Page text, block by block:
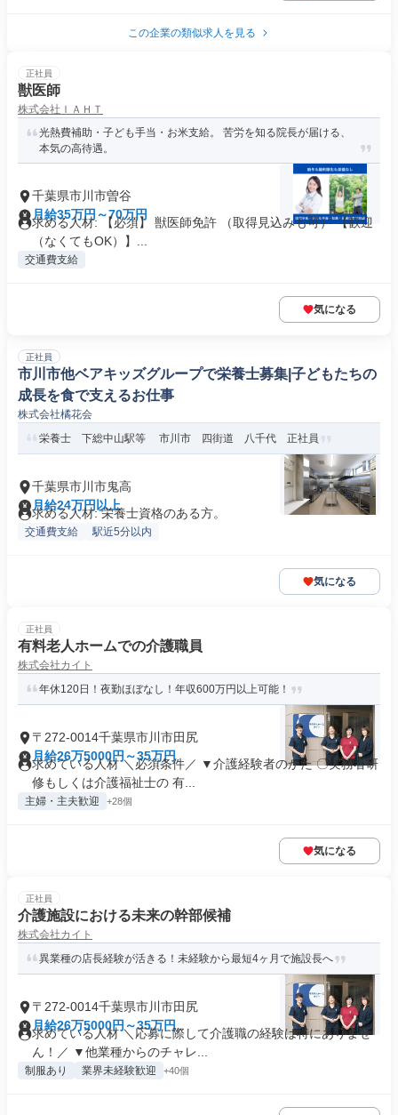
この企業の類似求人を見る
正社員
獣医師
株式会社ＩＡＨＴ
光熱費補助・子ども手当・お米支給。 苦労を知る院長が届ける、
本気の高待遇。
千葉県市川市曽谷
月給35万円～70万円
求める人材: 【必須】 獣医師免許 （取得見込みも可） 【歓迎
（なくてもOK）】...
交通費支給
気になる
正社員
市川市他ベアキッズグループで栄養士募集|子どもたちの
成長を食で支えるお仕事
株式会社橘花会
栄養士 下総中山駅等 市川市 四街道 八千代 正社員
千葉県市川市鬼高
月給24万円以上
求める人材: 栄養士資格のある方。
交通費支給 駅近5分以内
気になる
正社員
有料老人ホームでの介護職員
株式会社カイト
年休120日！夜勤ほぼなし！年収600万円以上可能！
〒272-0014千葉県市川市田尻
月給26万5000円～35万円
求めている人材 ＼必須条件／ ▼介護経験者のかた 〇実務者研
修もしくは介護福祉士の 有...
主婦・主夫歓迎 +28個
気になる
正社員
介護施設における未来の幹部候補
株式会社カイト
異業種の店長経験が活きる！未経験から最短4ヶ月で施設長へ
〒272-0014千葉県市川市田尻
月給26万5000円～35万円
求めている人材 ＼応募に際して介護職の経験は特にありませ
ん！／ ▼他業種からのチャレ...
制服あり 業界未経験歓迎 +40個